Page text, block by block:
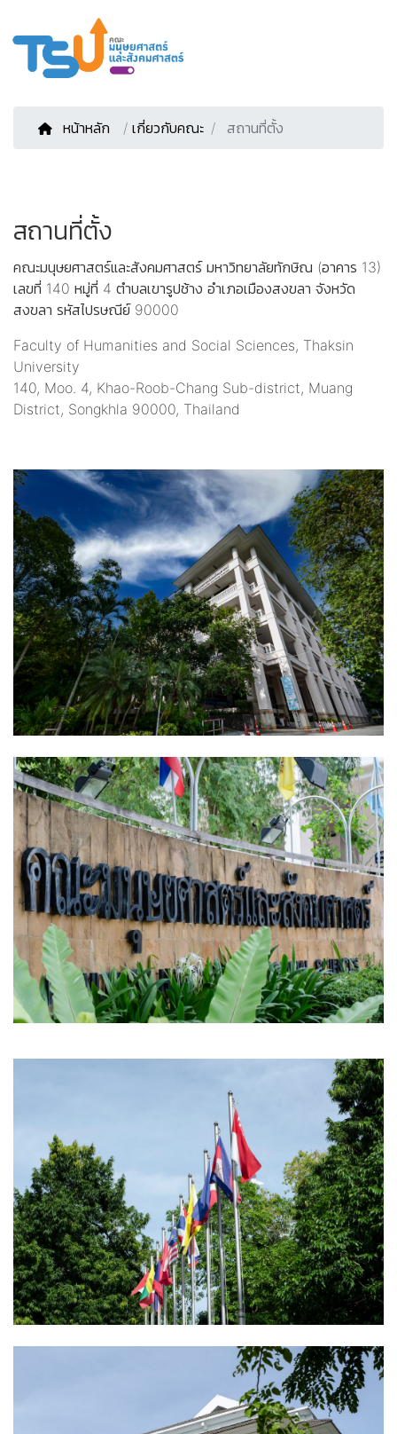
หน้าหลัก / เกี่ยวกับคณะ สถานที่ตั้ง
สถานที่ตั้ง
คณะมนุษยศาสตร์และสังคมศาสตร์ มหาวิทยาลัยทักษิณ (อาคาร 13)
เลขที่ 140 หมู่ที่ 4 ตำบลเขารูปช้าง อำเภอเมืองสงขลา จังหวัด
สงขลา รหัสไปรษณีย์ 90000
Faculty of Humanities and Social Sciences, Thaksin
University
140, Moo. 4, Khao-Roob-Chang Sub-district, Muang
District, Songkhla 90000, Thailand